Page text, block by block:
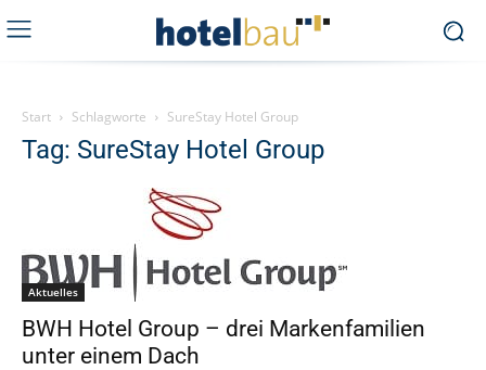
Start Schlagworte SureStay Hotel Group
Tag: SureStay Hotel Group
Aktuelles
BWH Hotel Group – drei Markenfamilien
unter einem Dach